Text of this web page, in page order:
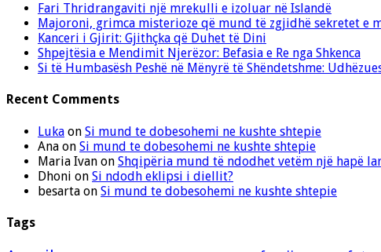
Fari Thridrangaviti një mrekulli e izoluar në Islandë
Majoroni, grimca misterioze që mund të zgjidhë sekretet e
Kanceri i Gjirit: Gjithçka që Duhet të Dini
Shpejtësia e Mendimit Njerëzor: Befasia e Re nga Shkenca
Si të Humbasësh Peshë në Mënyrë të Shëndetshme:
Recent Comments
Luka on Si mund te dobesohemi ne kushte shtepie
Ana on Si mund te dobesohemi ne kushte shtepie
Maria Ivan on Shqipëria mund të ndodhet vetëm një hapë
Dhoni on Si ndodh eklipsi i diellit?
besarta on Si mund te dobesohemi ne kushte shtepie
Tags